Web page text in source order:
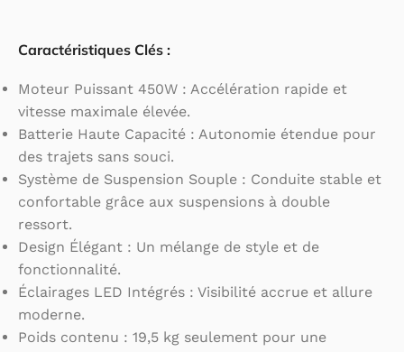
Caractéristiques Clés :
Moteur Puissant 450W : Accélération rapide et
vitesse maximale élevée.
Batterie Haute Capacité : Autonomie étendue pour
des trajets sans souci.
Système de Suspension Souple : Conduite stable et
confortable grâce aux suspensions à double
ressort.
Design Élégant : Un mélange de style et de
fonctionnalité.
Éclairages LED Intégrés : Visibilité accrue et allure
moderne.
Poids contenu : 19,5 kg seulement pour une